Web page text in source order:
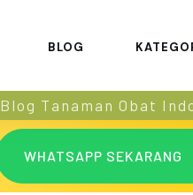
BLOG
Blog Tanaman Obat
WHATSAPP SEKARANG